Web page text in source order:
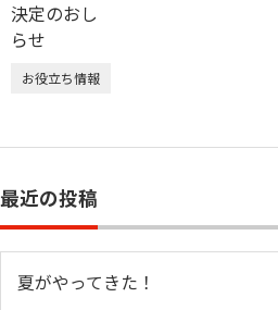
お役立ち情報
最近の投稿
夏がやってきた！